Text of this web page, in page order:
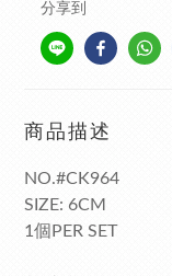
分享到
商品描述
NO.#CK964
SIZE: 6CM
1個PER SET